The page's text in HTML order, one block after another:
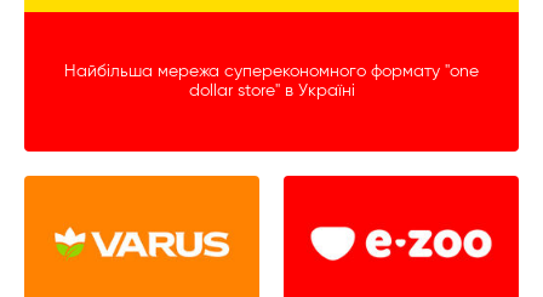
Найбільша мережа суперекономного формату "one
dollar store" в Україні